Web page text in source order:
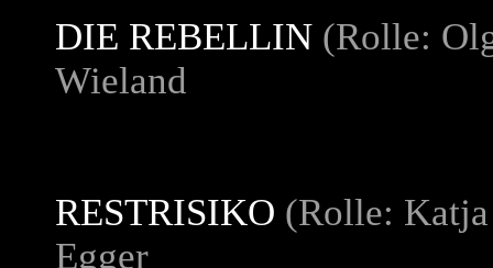
DIE REBELLIN (Rolle:
Wieland
RESTRISIKO (Rolle:
Egger